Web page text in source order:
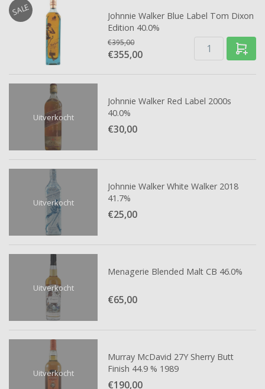
SALE
Johnnie Walker Blue Label Tom Dixon
Edition 40.0%
€395,00
€355,00
Uitverkocht
Johnnie Walker Red Label 2000s
40.0%
€30,00
Uitverkocht
Johnnie Walker White Walker 2018
41.7%
€25,00
Uitverkocht
Menagerie Blended Malt CB 46.0%
€65,00
Uitverkocht
Murray McDavid 27Y Sherry Butt
Finish 44.9 % 1989
€190,00